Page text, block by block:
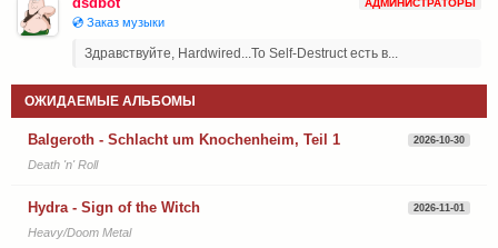
АДМИНИСТРАТОРЫ
💿 Заказ музыки
Здравствуйте, Hardwired...To Self-Destruct есть в...
ОЖИДАЕМЫЕ АЛЬБОМЫ
Balgeroth - Schlacht um Knochenheim, Teil 1 2026-10-30
Death 'n' Roll
Hydra - Sign of the Witch 2026-11-01
Heavy/Doom Metal